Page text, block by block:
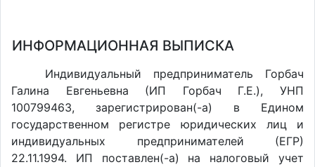
ИНФОРМАЦИОННАЯ ВЫПИСКА
Индивидуальный предприниматель Горбач
Галина Евгеньевна (ИП Горбач Г.Е.), УНП
100799463, зарегистрирован(-а) в Едином
государственном регистре юридических лиц и
индивидуальных предпринимателей (ЕГР)
22.11.1994. ИП поставлен(-a) на налоговый учет